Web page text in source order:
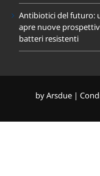
Antibiotici del futuro:
apre nuove
batteri resistenti
byArsdue |